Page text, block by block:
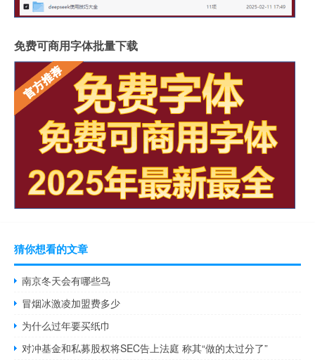
免费可商用字体批量下载
猜你想看的文章
南京冬天会有哪些鸟
冒烟冰激凌加盟费多少
为什么过年要买纸巾
对冲基金和私募股权将SEC告上法庭 称其“做的太过分了”